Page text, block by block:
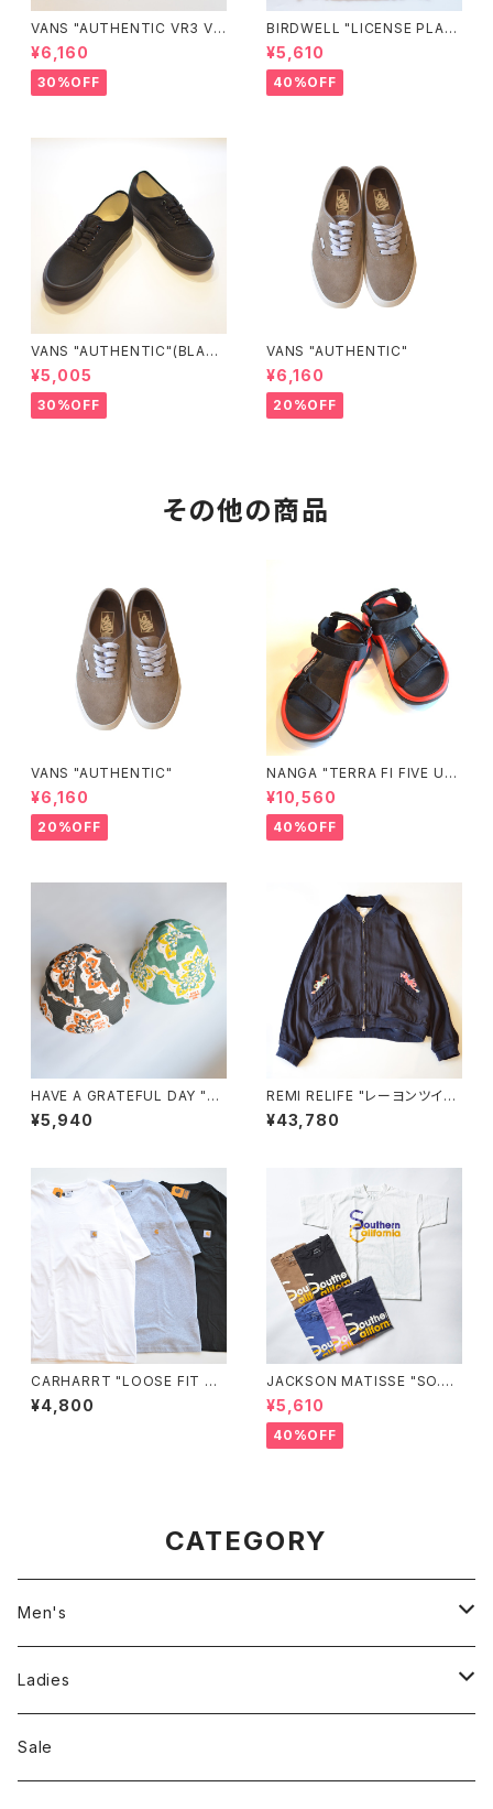
VANS "AUTHENTIC VR3 VN
0005UDTBD"
¥6,160
30%OFF
BIRDWELL "LICENSE PLAT
E TEE"
¥5,610
40%OFF
VANS "AUTHENTIC"(BLAC
K/BLACK)
¥5,005
30%OFF
VANS "AUTHENTIC"
¥6,160
20%OFF
その他の商品
VANS "AUTHENTIC"
¥6,160
20%OFF
NANGA "TERRA FI FIVE UNI
VERSAL"
¥10,560
40%OFF
HAVE A GRATEFUL DAY "B
UCKET HAT"
¥5,940
REMI RELIFE "レーヨンツイル
スカジャン(刺繍)"
¥43,780
CARHARRT "LOOSE FIT HE
AVYWEIGHT SHORT-SLEEV
E POCKET T-SHIRT"
¥4,800
JACKSON MATISSE "SO.CA
L"
¥5,610
40%OFF
CATEGORY
Men's
Jackson Matisse
ILL180°
Ladies
Unfil
Sale